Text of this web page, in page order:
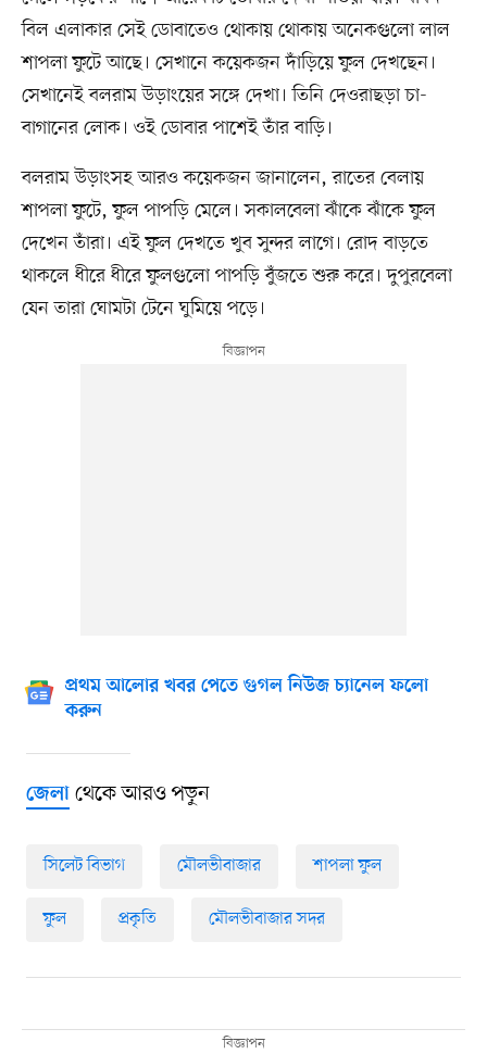
বিল এলাকার সেই ডোবাতেও থোকায় থোকায় অনেকগুলো লাল
শাপলা ফুটে আছে। সেখানে কয়েকজন দাঁড়িয়ে ফুল দেখছেন।
সেখানেই বলরাম উড়াংয়ের সঙ্গে দেখা। তিনি দেওরাছড়া চা-
বাগানের লোক। ওই ডোবার পাশেই তাঁর বাড়ি।
বলরাম উড়াংসহ আরও কয়েকজন জানালেন, রাতের বেলায়
শাপলা ফুটে, ফুল পাপড়ি মেলে। সকালবেলা ঝাঁকে ঝাঁকে ফুল
দেখেন তাঁরা। এই ফুল দেখতে খুব সুন্দর লাগে। রোদ বাড়তে
থাকলে ধীরে ধীরে ফুলগুলো পাপড়ি বুঁজতে শুরু করে। দুপুরবেলা
যেন তারা ঘোমটা টেনে ঘুমিয়ে পড়ে।
প্রথম আলোর খবর পেতে গুগল নিউজ চ্যানেল ফলো
করুন
জেলাথেকে আরও পড়ুন
সিলেট বিভাগ মৌলভীবাজার শাপলা ফুল
ফুল প্রকৃতি মৌলভীবাজার সদর